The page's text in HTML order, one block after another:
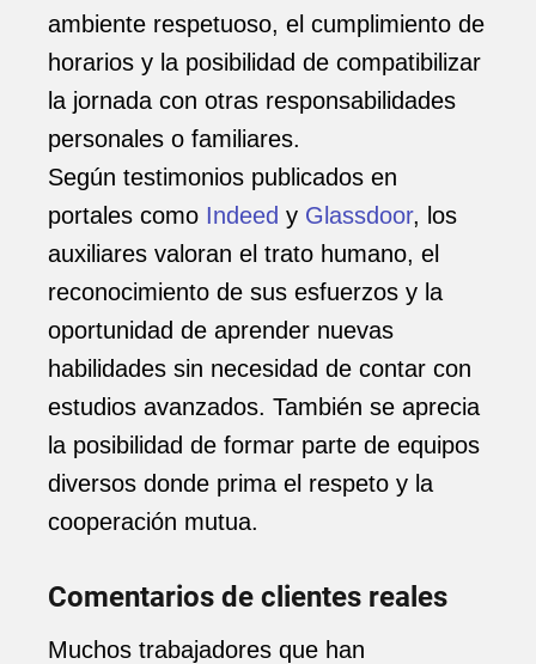
ambiente respetuoso, el cumplimiento de
horarios y la posibilidad de compatibilizar
la jornada con otras responsabilidades
personales o familiares.
Según testimonios publicados en
portales como Indeed y Glassdoor, los
auxiliares valoran el trato humano, el
reconocimiento de sus esfuerzos y la
oportunidad de aprender nuevas
habilidades sin necesidad de contar con
estudios avanzados. También se aprecia
la posibilidad de formar parte de equipos
diversos donde prima el respeto y la
cooperación mutua.
Comentarios de clientes reales
Muchos trabajadores que han